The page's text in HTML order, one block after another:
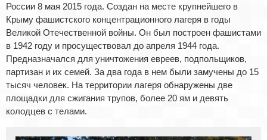
России 8 мая 2015 года. Создан на месте крупнейшего в
Крыму фашистского концентрационного лагеря в годы
Великой Отечественной войны. Он был построен фашистами
в 1942 году и просуществовал до апреля 1944 года.
Предназначался для уничтожения евреев, подпольщиков,
партизан и их семей. За два года в нем были замучены до 15
тысяч человек. На территории лагеря обнаружены две
площадки для сжигания трупов, более 20 ям и девять
колодцев с телами.